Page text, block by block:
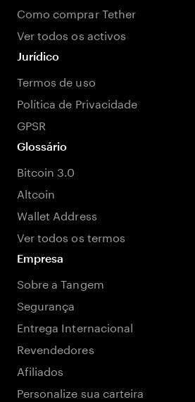
Como comprar Tether
Ver todos os activos
Jurídico
Termos de uso
Política de Privacidade
GPSR
Glossário
Bitcoin 3.0
Altcoin
Wallet Address
Ver todos os termos
Empresa
Sobre a Tangem
Segurança
Entrega Internacional
Revendedores
Afiliados
Personalize sua carteira